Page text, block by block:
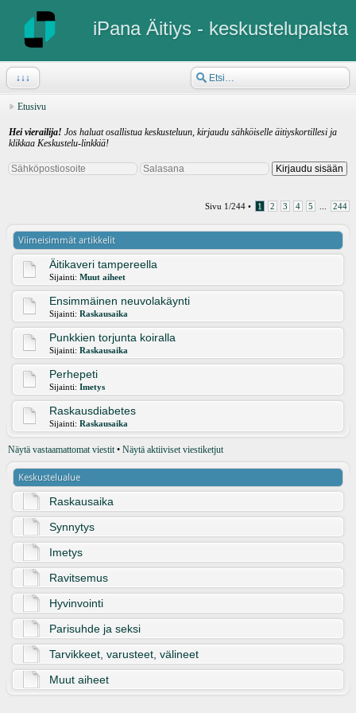
iPana Äitiys - keskustelupalsta
↓↓↓
Etusivu
Hei vierailija! Jos haluat osallistua keskusteluun, kirjaudu sähköiselle äitiyskortillesi ja
klikkaa Keskustelu-linkkiä!
Sivu 1/244 • 1 2 3 4 5 244
Viimeisimmät artikkelit
Äitikaveri tampereella
Sijainti: Muut aiheet
Ensimmäinen neuvolakäynti
Sijainti: Raskausaika
Punkkien torjunta koiralla
Sijainti: Raskausaika
Perhepeti
Sijainti: Imetys
Raskausdiabetes
Sijainti: Raskausaika
Näytä vastaamattomat viestit• Näytä aktiiviset viestiketjut
Keskustelualue
Raskausaika
Synnytys
Imetys
Ravitsemus
Hyvinvointi
Parisuhde ja seksi
Tarvikkeet, varusteet, välineet
Muut aiheet